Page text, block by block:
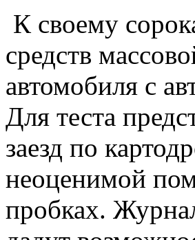
К своему
средств
автомобиля с
Для теста
заезд по
неоценимой
пробках.